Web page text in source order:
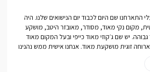
התארחנו שם היום לכבוד יום הנישואים שלנו. היה
מקום נקי מאוד, מסודר, מאובזר היטב, מושקע
יש שם ג׳קוזי מאוד כייפי ‏ובעל המקום מאוד
זוגית מושקעת מאוד. אנחנו אישית ממש נהנינו